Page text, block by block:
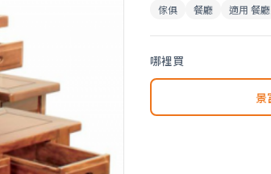
傢俱
餐廳 適用 餐廳
哪裡買
景